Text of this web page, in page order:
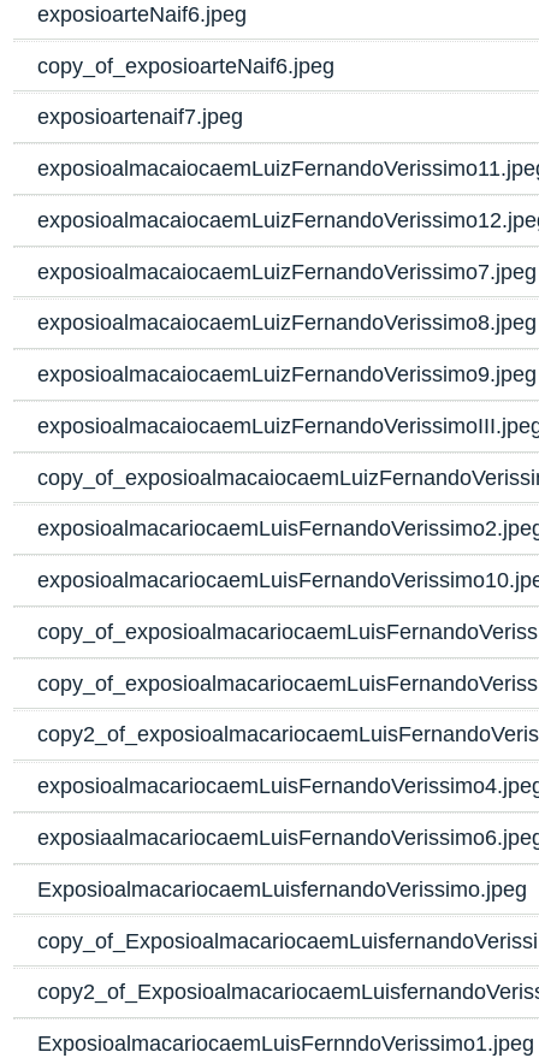
exposioarteNaif6.jpeg
copy_of_exposioarteNaif6.jpeg
exposioartenaif7.jpeg
exposioalmacaiocaemLuizFernandoVerissimo7.jpeg
exposioalmacaiocaemLuizFernandoVerissimo8.jpeg
exposioalmacaiocaemLuizFernandoVerissimo9.jpeg
ExposioalmacariocaemLuisfernandoVerissimo.jpeg
ExposioalmacariocaemLuisFernndoVerissimo1.jpeg